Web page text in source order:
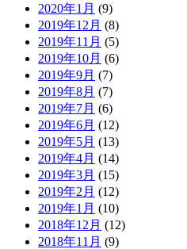
2020年1月 (9)
2019年12月 (8)
2019年11月 (5)
2019年10月 (6)
2019年9月 (7)
2019年8月 (7)
2019年7月 (6)
2019年6月 (12)
2019年5月 (13)
2019年4月 (14)
2019年3月 (15)
2019年2月 (12)
2019年1月 (10)
2018年12月 (12)
2018年11月 (9)